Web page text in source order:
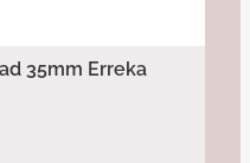
35mm Erreka